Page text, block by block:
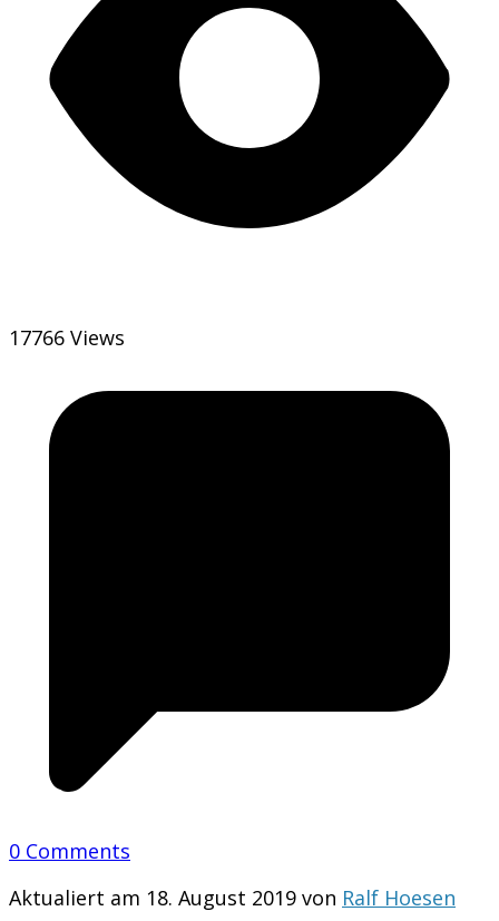
17766 Views
0 Comments
Aktualiert am 18. August 2019 von Ralf Hoesen